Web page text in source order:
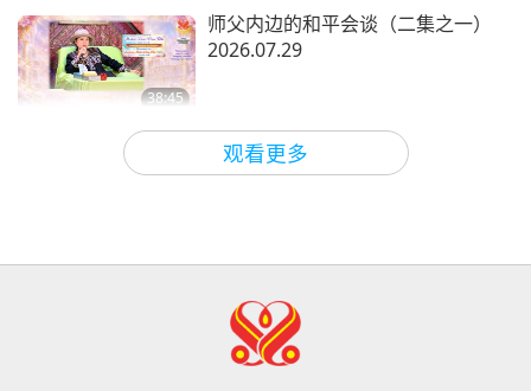
观看更多
38:45
师父内边的和平会谈（二集之一）
2026.07.29
2026-08-06
25:38
「快速充电」是一种美妙的方法，能